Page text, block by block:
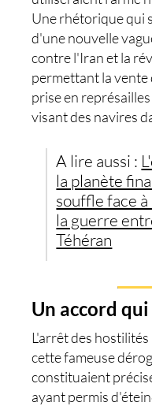
Une rhétorique qui
d'une nouvelle
contre l'Iran et la
permettant la vente
prise en
visant des navires
A lire aussi :
la planète
souffle face
la guerre
Téhéran
Un accord
L'arrêt des
cette fameuse
constituaient
ayant permis